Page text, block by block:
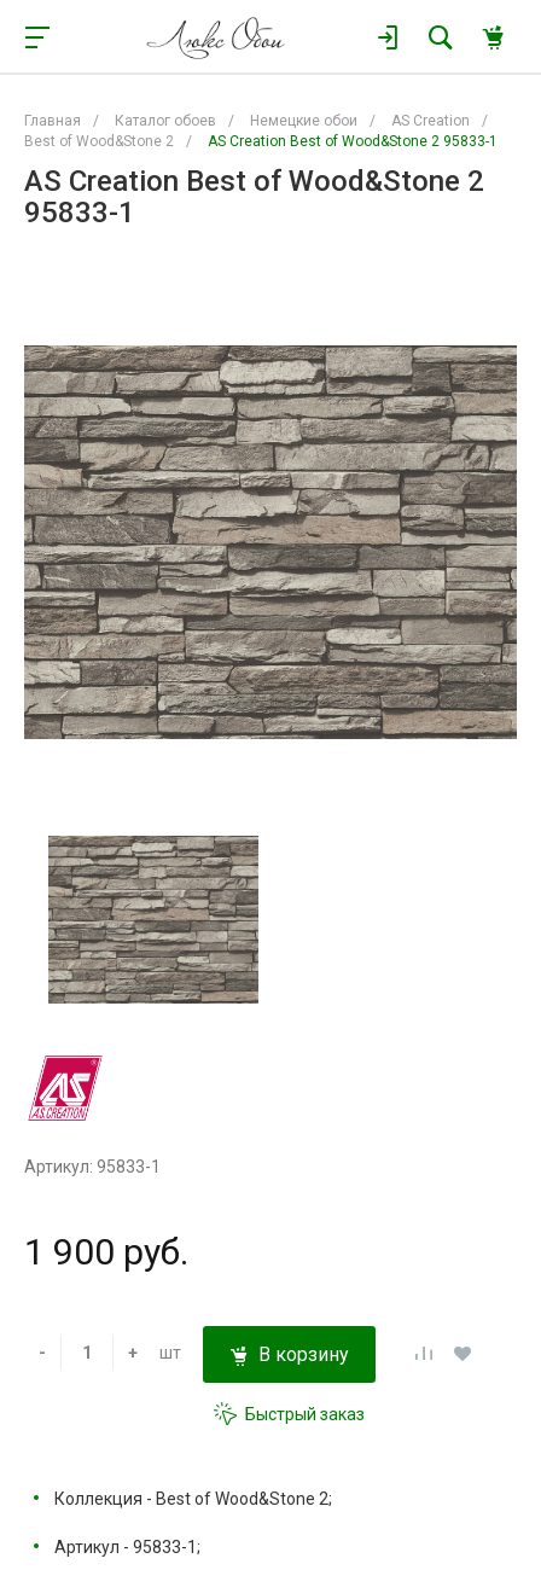
Главная / Каталог обоев / Немецкие обои / AS Creation
/
Best of Wood&Stone 2
/ AS Creation Best of Wood&Stone 2 95833-1
AS Creation Best of Wood&Stone 2
95833-1
Артикул: 95833-1
1 900 руб.
- + шт В корзину
Быстрый заказ
Коллекция - Best of Wood&Stone 2;
Артикул - 95833-1;